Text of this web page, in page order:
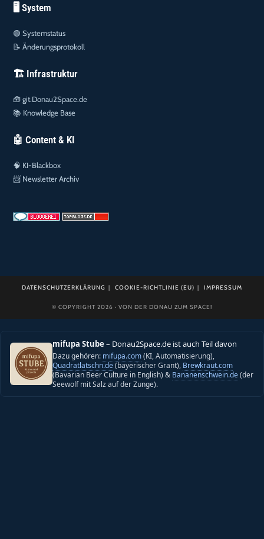
🖥️ System
🟢Systemstatus
📝Änderungsprotokoll
🏗️ Infrastruktur
🧰git.Donau2Space.de
📚 Knowledge Base
🤖 Content & KI
🧠 KI-Blackbox
📨 Newsletter Archiv
DATENSCHUTZERKLÄRUNG COOKIE-RICHTLINIE (EU) IMPRESSUM
© COPYRIGHT 2026 · VON DER DONAU ZUM SPACE!
mifupa Stube – Donau2Space.de ist auch Teil davon
Dazu gehören: mifupa.com(KI, Automatisierung),
Quadratlatschn.de(bayerischer Grant), Brewkraut.com
(Bavarian Beer Culture in English) & Bananenschwein.de(der
Seewolf mit Salz auf der Zunge).